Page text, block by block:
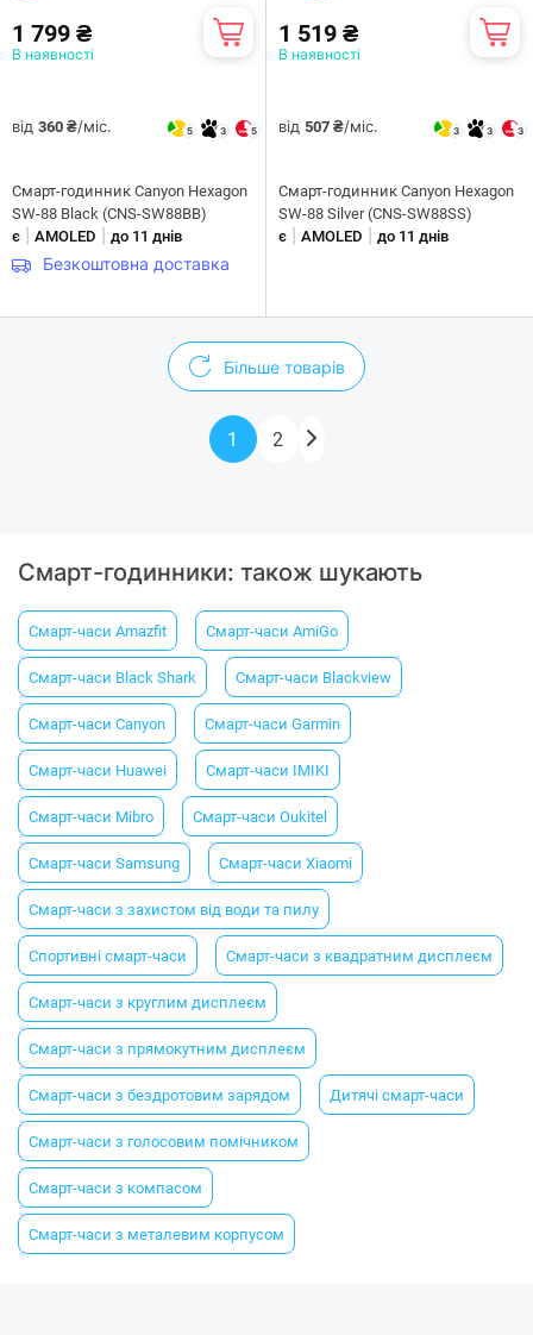
1 799 ₴
В наявності
від 360 ₴/міс. 5 3 5
Смарт-годинник Canyon Hexagon
SW-88 Black (CNS-SW88BB)
є
AMOLED до 11 днів
Безкоштовна доставка
1 519 ₴
В наявності
від 507 ₴/міс. 3 3 3
Смарт-годинник Canyon Hexagon
SW-88 Silver (CNS-SW88SS)
є
AMOLED до 11 днів
Більше товарів
1 2
Смарт-годинники: також шукають
Смарт-часи Amazfit Смарт-часи AmiGo
Смарт-часи Black Shark Смарт-часи Blackview
Смарт-часи Canyon Смарт-часи Garmin
Смарт-часи Huawei Смарт-часи IMIKI
Смарт-часи Mibro Смарт-часи Oukitel
Смарт-часи Samsung Смарт-часи Xiaomi
Смарт-часи з захистом від води та пилу
Спортивні смарт-часи Смарт-часи з квадратним дисплеєм
Смарт-часи з круглим дисплеєм
Смарт-часи з прямокутним дисплеєм
Смарт-часи з бездротовим зарядом Дитячі смарт-часи
Смарт-часи з голосовим помічником
Смарт-часи з компасом
Смарт-часи з металевим корпусом